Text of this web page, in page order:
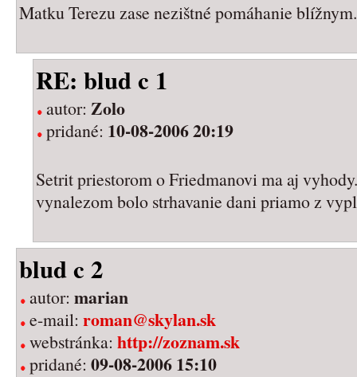
Matku Terezu zase nezištné pomáhanie blížnym.
RE: blud c 1
autor: Zolo
pridané: 10-08-2006 20:19
Setrit priestorom o Friedmanovi ma aj
vynalezom bolo strhavanie dani priamo z
blud c 2
autor: marian
e-mail: roman@skylan.sk
webstránka: http://zoznam.sk
pridané: 09-08-2006 15:10